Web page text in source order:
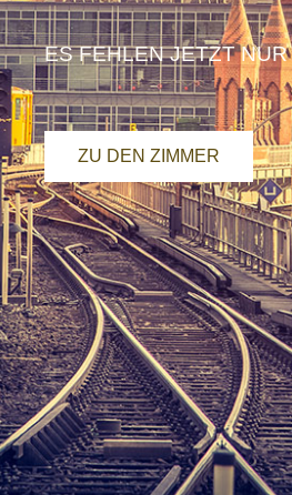
ES FEHLEN JETZT
ZU DEN ZIMMER